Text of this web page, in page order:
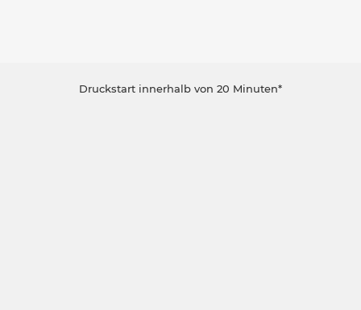
Druckstart innerhalb von 20 Minuten*